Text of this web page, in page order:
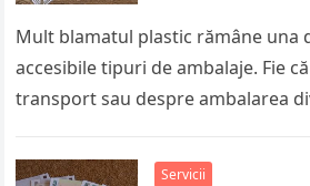
Mult blamatul plastic rămâne una
accesibile tipuri de ambalaje. Fie
transport sau despre ambalarea
Servicii